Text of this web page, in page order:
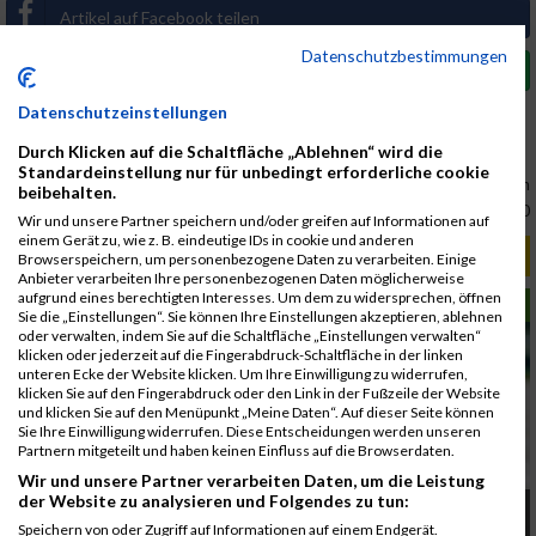
Artikel auf Facebook teilen
Link: www.maxfunsports.com
Gerhard Böhm
03.01.2019, 10:00:00
RELEVANTE ARTIKEL
LAUFSPORT
Immer mehr Frauen starten bei
Laufveranstaltungen
Datenschutzbestimmungen
Datenschutzeinstellungen
Durch Klicken auf die Schaltfläche „Ablehnen“ wird die
Standardeinstellung nur für unbedingt erforderliche cookie
beibehalten.
Wir und unsere Partner speichern und/oder greifen auf Informationen auf
einem Gerät zu, wie z. B. eindeutige IDs in cookie und anderen
Browserspeichern, um personenbezogene Daten zu verarbeiten. Einige
Anbieter verarbeiten Ihre personenbezogenen Daten möglicherweise
aufgrund eines berechtigten Interesses. Um dem zu widersprechen, öffnen
Sie die „Einstellungen“. Sie können Ihre Einstellungen akzeptieren, ablehnen
oder verwalten, indem Sie auf die Schaltfläche „Einstellungen verwalten“
klicken oder jederzeit auf die Fingerabdruck-Schaltfläche in der linken
unteren Ecke der Website klicken. Um Ihre Einwilligung zu widerrufen,
klicken Sie auf den Fingerabdruck oder den Link in der Fußzeile der Website
und klicken Sie auf den Menüpunkt „Meine Daten“. Auf dieser Seite können
Sie Ihre Einwilligung widerrufen. Diese Entscheidungen werden unseren
Partnern mitgeteilt und haben keinen Einfluss auf die Browserdaten.
Wir und unsere Partner verarbeiten Daten, um die Leistung
der Website zu analysieren und Folgendes zu tun:
Speichern von oder Zugriff auf Informationen auf einem Endgerät.